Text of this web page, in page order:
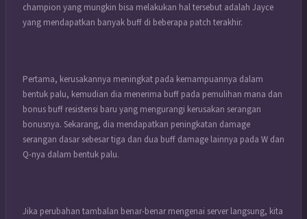
champion yang mungkin bisa melakukan hal tersebut adalah Jayce
yang mendapatkan banyak buff di beberapa patch terakhir.
Pertama, kerusakannya meningkat pada kemampuannya dalam
bentuk palu, kemudian dia menerima buff pada pemulihan mana dan
bonus buff resistensi baru yang mengurangi kerusakan serangan
bonusnya. Sekarang, dia mendapatkan peningkatan damage
serangan dasar sebesar tiga dan dua buff damage lainnya pada W dan
Q-nya dalam bentuk palu.
Jika perubahan tambalan benar-benar mengenai server langsung, kita